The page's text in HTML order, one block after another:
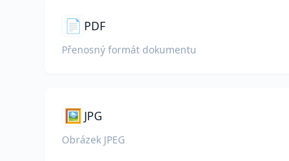
📄 PDF
Přenosný formát dokumentu
🖼️ JPG
Obrázek JPEG